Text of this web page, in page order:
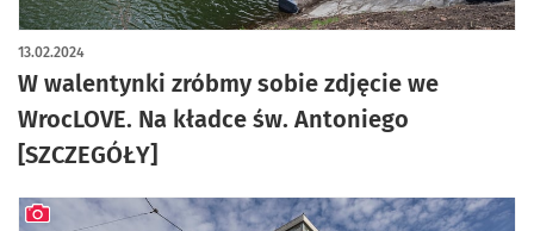
W walentynki zróbmy sobie zdjęcie we
WrocLOVE. Na kładce św. Antoniego
[SZCZEGÓŁY]
13.02.2024